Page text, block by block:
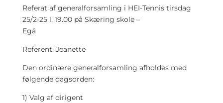
Referat af generalforsamling i HEI-Tennis tirsdag
25/2-25 l. 19.00 på Skæring skole –
Egå
Referent: Jeanette
Den ordinære generalforsamling afholdes med
følgende dagsorden:
1) Valg af dirigent